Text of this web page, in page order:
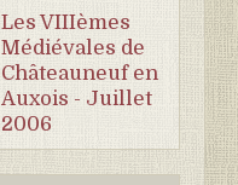
Les VIIIèmes
Médiévales de
Châteauneuf en
Auxois - Juillet
2006